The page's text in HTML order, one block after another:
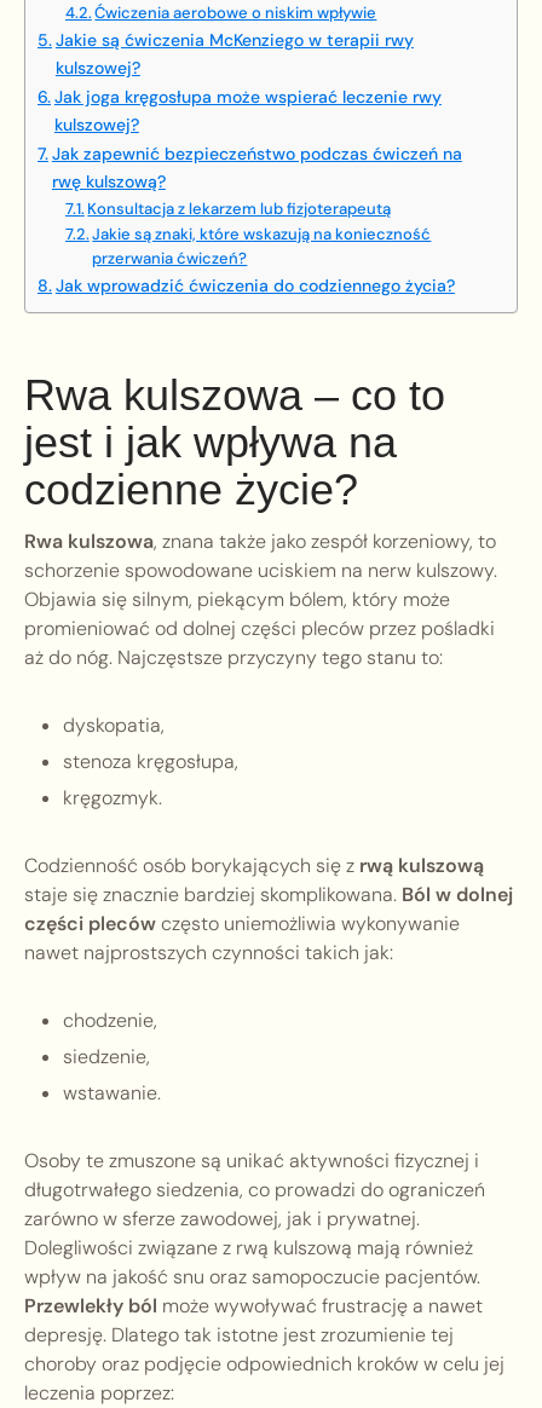
Ćwiczenia aerobowe o niskim wpływie
Jakie są ćwiczenia McKenziego w terapii rwy
kulszowej?
Jak joga kręgosłupa może wspierać leczenie rwy
kulszowej?
Jak zapewnić bezpieczeństwo podczas ćwiczeń na
rwę kulszową?
Konsultacja z lekarzem lub fizjoterapeutą
Jakie są znaki, które wskazują na konieczność
przerwania ćwiczeń?
Jak wprowadzić ćwiczenia do codziennego życia?
Rwa kulszowa – co to
jest i jak wpływa na
codzienne życie?
Rwa kulszowa, znana także jako zespół korzeniowy, to
schorzenie spowodowane uciskiem na nerw kulszowy.
Objawia się silnym, piekącym bólem, który może
promieniować od dolnej części pleców przez pośladki
aż do nóg. Najczęstsze przyczyny tego stanu to:
dyskopatia,
stenoza kręgosłupa,
kręgozmyk.
Codzienność osób borykających się z rwą kulszową
staje się znacznie bardziej skomplikowana. Ból w dolnej
części plecówczęsto uniemożliwia wykonywanie
nawet najprostszych czynności takich jak:
chodzenie,
siedzenie,
wstawanie.
Osoby te zmuszone są unikać aktywności fizycznej i
długotrwałego siedzenia, co prowadzi do ograniczeń
zarówno w sferze zawodowej, jak i prywatnej.
Dolegliwości związane z rwą kulszową mają również
wpływ na jakość snu oraz samopoczucie pacjentów.
Przewlekły ból może wywoływać frustrację a nawet
depresję. Dlatego tak istotne jest zrozumienie tej
choroby oraz podjęcie odpowiednich kroków w celu jej
leczenia poprzez: